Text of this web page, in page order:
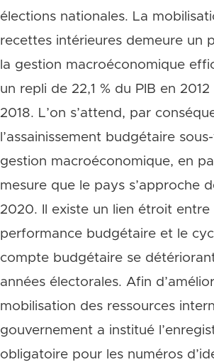
élections nationales. La
recettes intérieures demeure un
la gestion macroéconomique
un repli de 22,1 % du PIB en 2012
2018. L’on s’attend, par
l’assainissement budgétaire
gestion macroéconomique, en
mesure que le pays s’approche
2020. Il existe un lien étroit entre
performance budgétaire et le
compte budgétaire se
années électorales. Afin
mobilisation des ressources
gouvernement a institué
obligatoire pour les numéros